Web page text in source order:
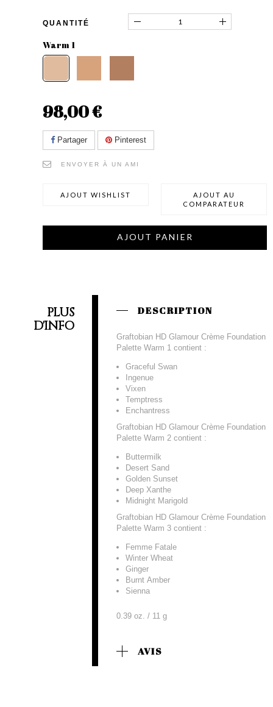
QUANTITÉ
Warm 1
98,00 €
Partager Pinterest
ENVOYER À UN AMI
AJOUT WISHLIST
AJOUT AU
COMPARATEUR
AJOUT PANIER
PLUS
D'INFO
DESCRIPTION
Graftobian HD Glamour Crème Foundation
Palette Warm 1 contient :
Graceful Swan
Ingenue
Vixen
Temptress
Enchantress
Graftobian HD Glamour Crème Foundation
Palette Warm 2 contient :
Buttermilk
Desert Sand
Golden Sunset
Deep Xanthe
Midnight Marigold
Graftobian HD Glamour Crème Foundation
Palette Warm 3 contient :
Femme Fatale
Winter Wheat
Ginger
Burnt Amber
Sienna
0.39 oz. / 11 g
AVIS